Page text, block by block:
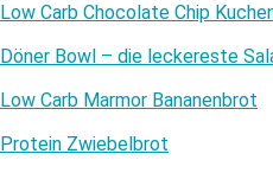
Low Carb Chocolate Chip
Döner Bowl – die leckereste
Low Carb Marmor Bananenbrot
Protein Zwiebelbrot